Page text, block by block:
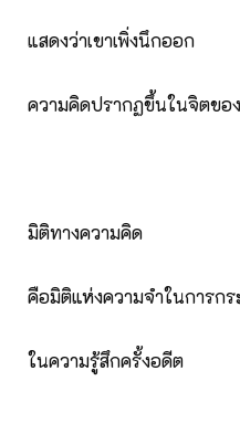
แสดงว่าเขาเพิ่งนึกออก
ความคิดปรากฏขึ้นในจิตของ
มิติทางความคิด
คือมิติแห่งความจำในการกร
ในความรู้สึกครั้งอดีต